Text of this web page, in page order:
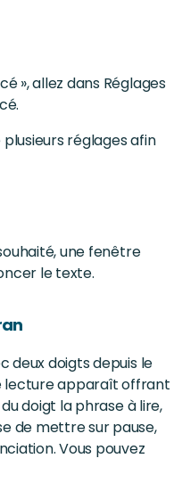
», allez dans Réglages
réglages afin
une fenêtre
le texte.
deux doigts depuis le
lecture apparaît offrant
doigt la phrase à lire,
de mettre sur pause,
Vous pouvez